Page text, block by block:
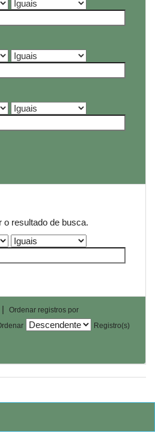
o resultado de busca.
|
Ordenar registros por
Registro(s)